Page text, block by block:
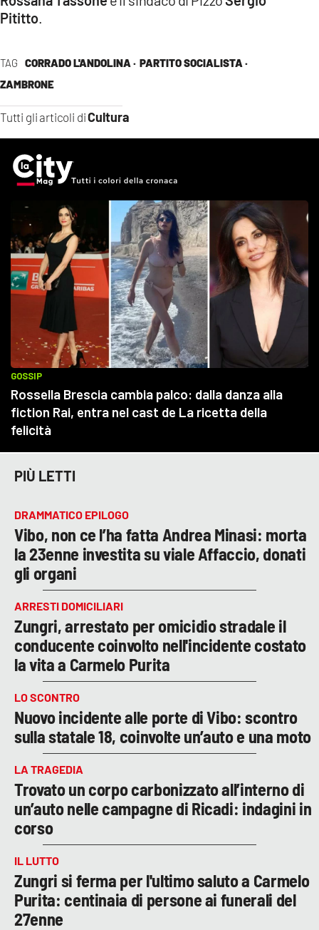
TAG CORRADO L'ANDOLINA · PARTITO SOCIALISTA ·
ZAMBRONE
Tutti gli articoli diCultura
Pititto
PIÙ LETTI
DRAMMATICO EPILOGO
Vibo, non ce l’ha fatta Andrea Minasi: morta
la 23enne investita su viale Affaccio, donati
gli organi
ARRESTI DOMICILIARI
Zungri, arrestato per omicidio stradale il
conducente coinvolto nell'incidente costato
la vita a Carmelo Purita
LO SCONTRO
Nuovo incidente alle porte di Vibo: scontro
sulla statale 18, coinvolte un’auto e una moto
LA TRAGEDIA
Trovato un corpo carbonizzato all’interno di
un’auto nelle campagne di Ricadi: indagini in
corso
IL LUTTO
Zungri si ferma per l'ultimo saluto a Carmelo
Purita: centinaia di persone ai funerali del
27enne